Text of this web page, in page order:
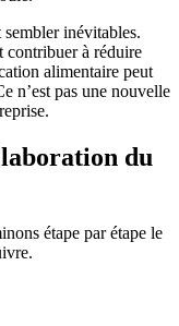
inévitables.
contribuer à réduire
alimentaire peut
n’est pas une nouvelle
du
étape par étape le